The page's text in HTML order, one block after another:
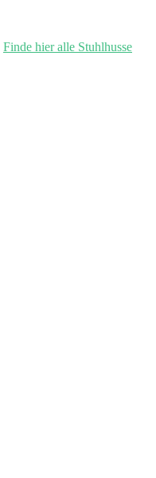
Finde hier alle Stuhlhusse